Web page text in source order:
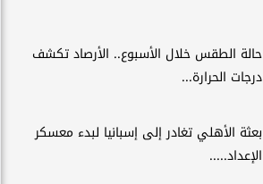
حالة الطقس خلال الأسبوع.. الأرصاد تكشف
درجات الحرارة...
بعثة الأهلي تغادر إلى إسبانيا لبدء معسكر
الإعداد.....